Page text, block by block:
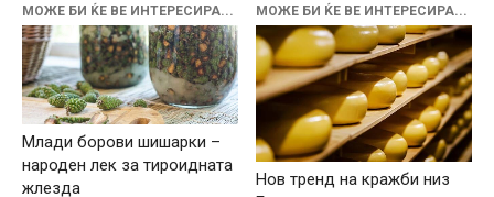
МОЖЕ БИ ЌЕ ВЕ ИНТЕРЕСИРА...
Млади борови шишарки –
народен лек за тироидната
жлезда
МОЖЕ БИ ЌЕ ВЕ ИНТЕРЕСИРА...
Нов тренд на кражби низ